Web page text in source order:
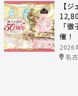
【
「
催！
2026
名